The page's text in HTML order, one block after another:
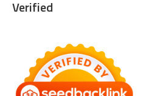
Verified